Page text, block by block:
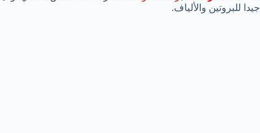
جيدا للبروتين والألياف.